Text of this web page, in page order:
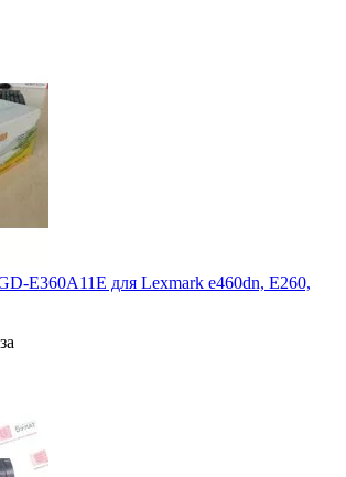
E360A11E для Lexmark e460dn, E260,